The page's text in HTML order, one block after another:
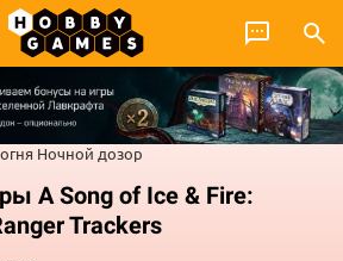
Ночной дозор
A Song of Ice & Fire:
Trackers